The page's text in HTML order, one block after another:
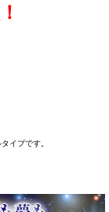
イプです。